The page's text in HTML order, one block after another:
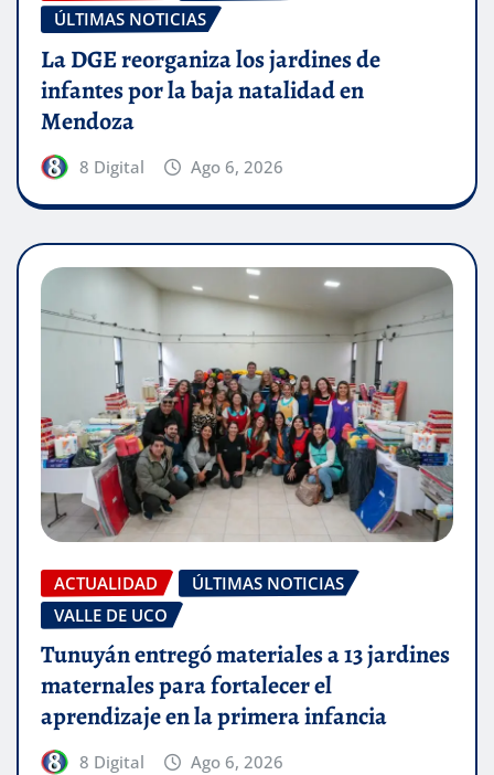
ÚLTIMAS NOTICIAS
La DGE reorganiza los jardines de
infantes por la baja natalidad en
Mendoza
8 Digital Ago 6, 2026
ACTUALIDAD
ÚLTIMAS NOTICIAS
VALLE DE UCO
Tunuyán entregó materiales a 13 jardines
maternales para fortalecer el
aprendizaje en la primera infancia
8 Digital Ago 6, 2026